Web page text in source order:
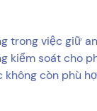
trong việc giữ
kiểm soát cho
còn phù